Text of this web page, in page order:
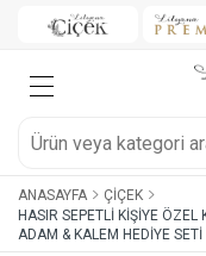
ANASAYFA
ÇIÇEK
HASIR SEPETLI KIŞIYE
ADAM & KALEM HEDIYE SETI